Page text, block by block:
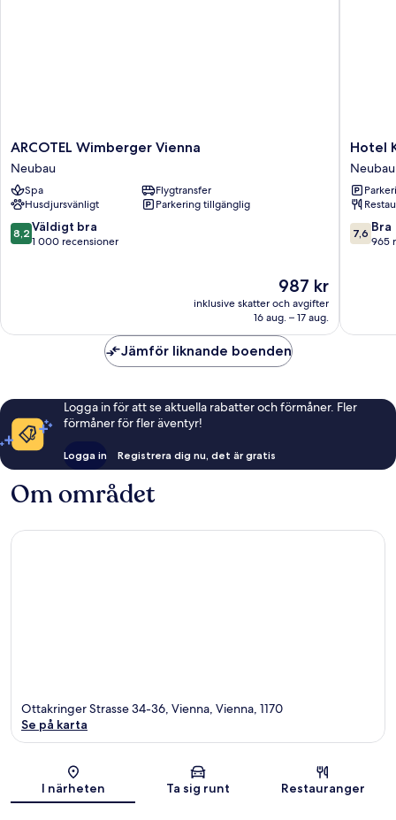
ARCOTEL
Wimberger
Vienna
Neubau
ARCOTEL Wimberger Vienna
Neubau
Spa
Flygtransfer
Husdjursvänligt
Parkering tillgänglig
8.2
av
8,2 Väldigt bra
1 000 recensioner
Priset
är
987 kr
987 kr
inklusive skatter och avgifter
16 aug. – 17 aug.
Hotel
Neubau
Hotel
Neubau
7.6
av
7,6 Bra
965
Jämför liknande boenden
Logga in för att se aktuella rabatter och förmåner. Fler
förmåner för fler äventyr!
Logga in Registrera dig nu, det är gratis
Om området
Karta
Ottakringer Strasse 34-36, Vienna, Vienna, 1170
Se på karta
I närheten Ta sig runt Restauranger